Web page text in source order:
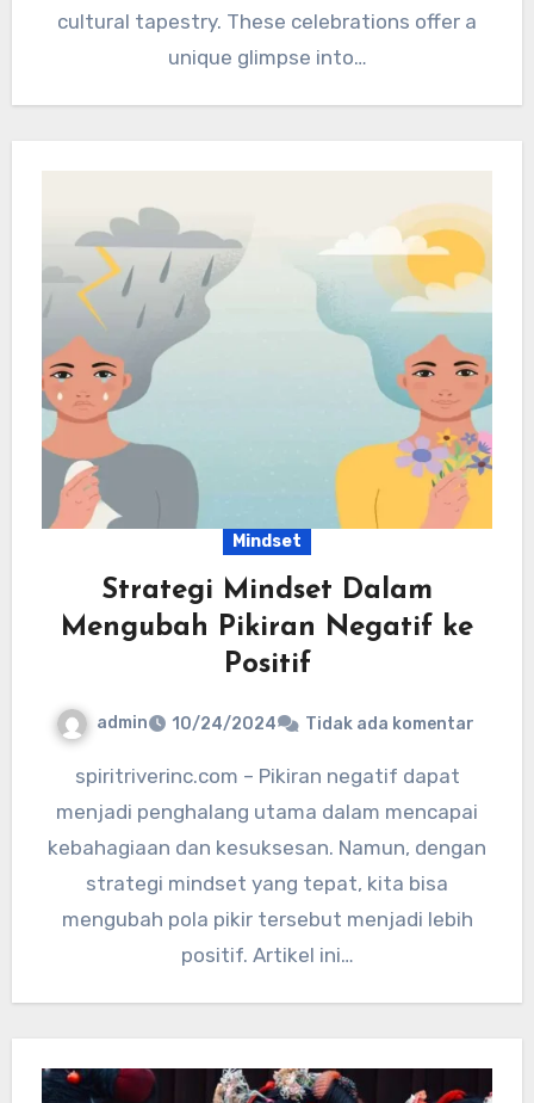
cultural tapestry. These celebrations offer a
unique glimpse into…
Mindset
Strategi Mindset Dalam
Mengubah Pikiran Negatif ke
Positif
admin 10/24/2024 Tidak ada komentar
spiritriverinc.com – Pikiran negatif dapat
menjadi penghalang utama dalam mencapai
kebahagiaan dan kesuksesan. Namun, dengan
strategi mindset yang tepat, kita bisa
mengubah pola pikir tersebut menjadi lebih
positif. Artikel ini…